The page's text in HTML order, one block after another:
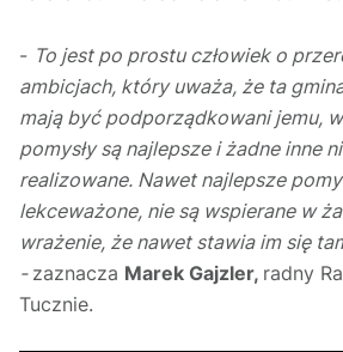
- To jest po prostu człowiek o
ambicjach, który uważa, że ta
mają być podporządkowani jemu,
pomysły są najlepsze i żadne inne
realizowane. Nawet najlepsze
lekceważone, nie są wspierane w
wrażenie, że nawet stawia im się
- zaznacza Marek Gajzler, radny
Tucznie.